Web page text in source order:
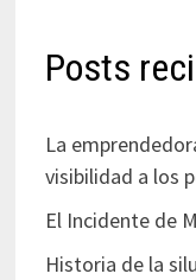
Posts
La
visibilidad a los
El Incidente de
Historia de la